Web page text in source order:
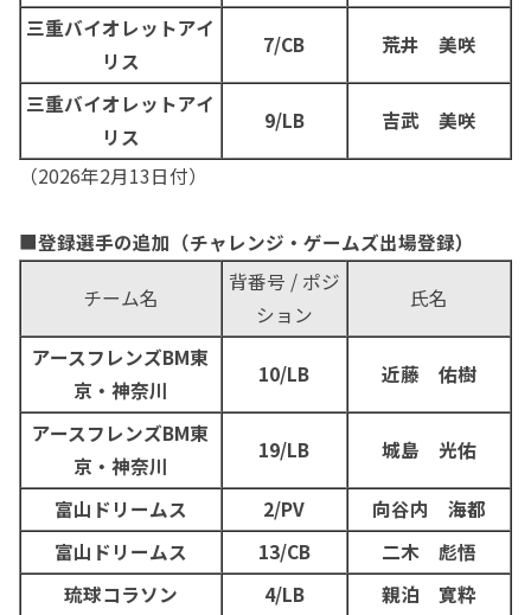
三重バイオレットアイ
リス
7/CB 荒井 美咲
三重バイオレットアイ
リス
9/LB 吉武 美咲
（2026年2月13日付）
■登録選手の追加（チャレンジ・ゲームズ出場登録）
チーム名
背番号 / ポジ
ション
氏名
アースフレンズBM東
京・神奈川
10/LB 近藤 佑樹
アースフレンズBM東
京・神奈川
19/LB 城島 光佑
富山ドリームス 2/PV
向谷内 海都
富山ドリームス
13/CB
二木 彪悟
琉球コラソン
4/LB
親泊 寛粋